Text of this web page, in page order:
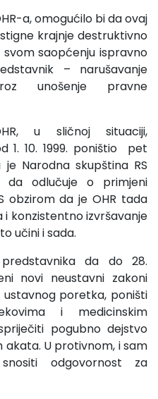
a, omogućilo bi da ovaj
krajnje destruktivno
saopćenju ispravno
– narušavanje
unošenje pravne
u sličnoj situaciji,
1. 10. 1999. poništio pet
Narodna skupština RS
da odlučuje o primjeni
obzirom da je OHR tada
konzistentno izvršavanje
učini i sada.
da do 28.
novi neustavni zakoni
ustavnog poretka, poništi
i medicinskim
pogubno dejstvo
akata. U protivnom, i sam
odgovornost za